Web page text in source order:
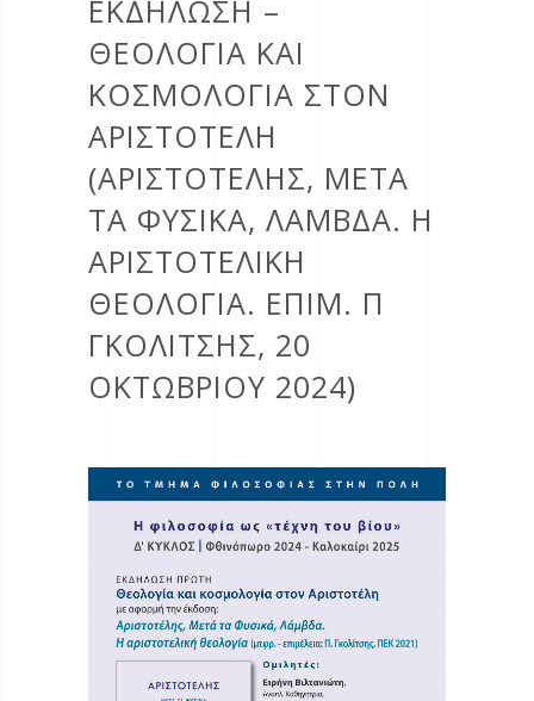
ΕΚΔΗΛΩΣΗ –
ΘΕΟΛΟΓΙΑ ΚΑΙ
ΚΟΣΜΟΛΟΓΙΑ ΣΤΟΝ
ΑΡΙΣΤΟΤΕΛΗ
(ΑΡΙΣΤΟΤΕΛΗΣ, ΜΕΤΑ
ΤΑ ΦΥΣΙΚΑ, ΛΑΜBΔΑ. Η
ΑΡΙΣΤΟΤΕΛΙΚΗ
ΘΕΟΛΟΓΙΑ. ΕΠΙΜ. Π
ΓΚΟΛΙΤΣΗΣ, 20
ΟΚΤΩΒΡΙΟΥ 2024)